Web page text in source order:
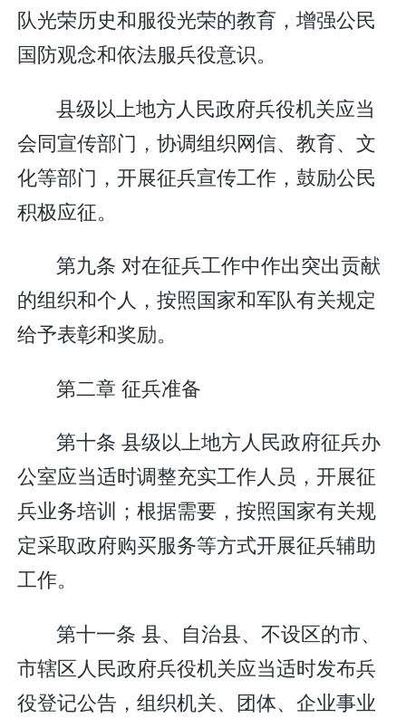
队光荣历史和服役光荣的教育，增强公民
国防观念和依法服兵役意识。
县级以上地方人民政府兵役机关应当
会同宣传部门，协调组织网信、教育、文
化等部门，开展征兵宣传工作，鼓励公民
积极应征。
第九条 对在征兵工作中作出突出贡献
的组织和个人，按照国家和军队有关规定
给予表彰和奖励。
第二章 征兵准备
第十条 县级以上地方人民政府征兵办
公室应当适时调整充实工作人员，开展征
兵业务培训；根据需要，按照国家有关规
定采取政府购买服务等方式开展征兵辅助
工作。
第十一条 县、自治县、不设区的市、
市辖区人民政府兵役机关应当适时发布兵
役登记公告，组织机关、团体、企业事业